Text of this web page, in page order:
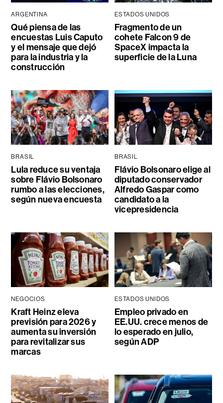
ARGENTINA
Qué piensa de las
encuestas Luis Caputo
y el mensaje que dejó
para la industria y la
construcción
ESTADOS UNIDOS
Fragmento de un
cohete Falcon 9 de
SpaceX impacta la
superficie de la Luna
BRASIL
Lula reduce su ventaja
sobre Flávio Bolsonaro
rumbo a las elecciones,
según nueva encuesta
BRASIL
Flávio Bolsonaro elige al
diputado conservador
Alfredo Gaspar como
candidato a la
vicepresidencia
NEGOCIOS
Kraft Heinz eleva
previsión para 2026 y
aumenta su inversión
para revitalizar sus
marcas
ESTADOS UNIDOS
Empleo privado en
EE.UU. crece menos de
lo esperado en julio,
según ADP